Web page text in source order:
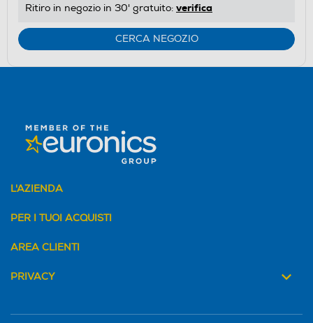
Ritiro in negozio in 30' gratuito: verifica
CERCA NEGOZIO
L'AZIENDA
PER I TUOI ACQUISTI
AREA CLIENTI
PRIVACY